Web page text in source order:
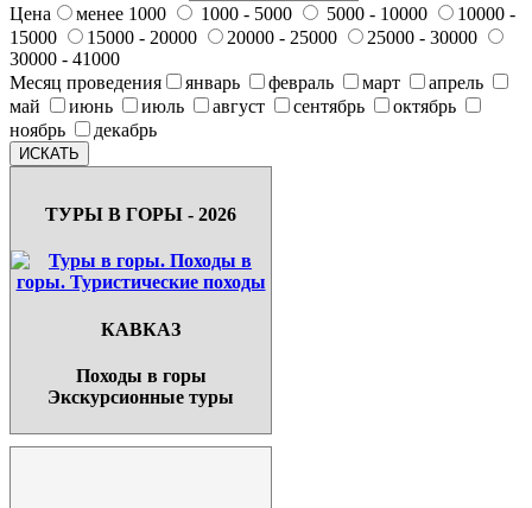
Цена
менее 1000 1000 - 5000 5000 - 10000
10000 -
15000
15000 - 20000 20000 - 25000
25000 - 30000
30000 - 41000
Месяц проведения
январь февраль март
апрель
май
июнь июль август сентябрь
октябрь
ноябрь
декабрь
ТУРЫ В ГОРЫ - 2026
КАВКАЗ
Походы в горы
Экскурсионные туры